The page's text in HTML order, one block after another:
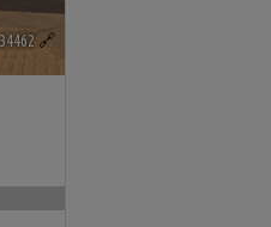
🔗